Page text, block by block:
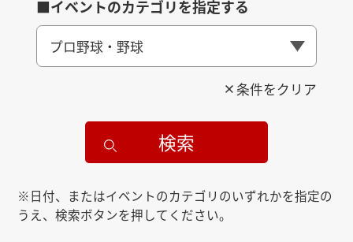
■イベントのカテゴリを指定する
プロ野球・野球
条件をクリア
検索
※日付、またはイベントのカテゴリのいずれかを指定の
うえ、検索ボタンを押してください。